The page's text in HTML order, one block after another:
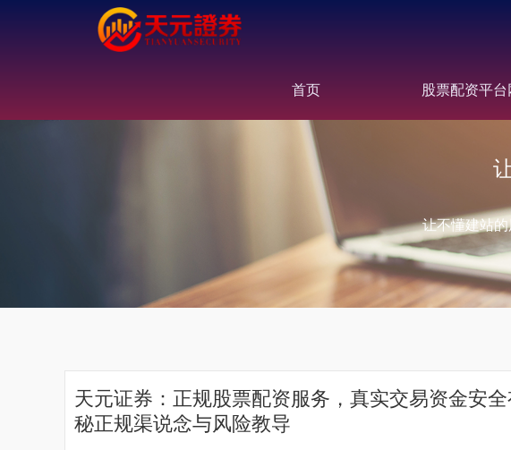
首页 股票配资平台
让不懂建站
天元证券：正规股票配资服务，真实交易资金安
秘正规渠说念与风险教导